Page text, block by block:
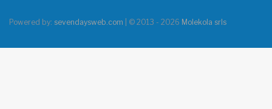
Powered by: sevendaysweb.com | © 2013 - 2026 Molekola srls